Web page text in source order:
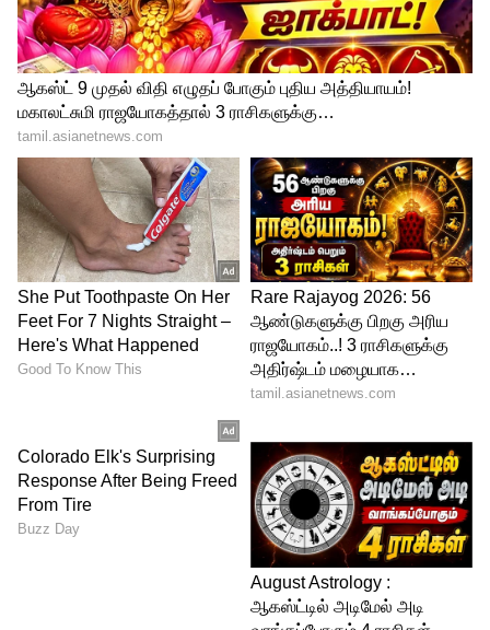
ஆகியவற்றின் இறுதிப்போட்டிகளில்
அபாரமாக விளையாடி இங்கிலாந்து அணி
சாம்பியன் பட்டம் வெல்ல முக்கியக்
காரணமாக இருந்தவர் பென் ஸ்டோக்ஸ்.
2019 ஆஷஸ் தொடரின் ஹெடிங்லி டெஸ்டில்
அவர் விளையாடிய 135* ரன்கள் இன்னிங்ஸ்
கிரிக்கெட் வரலாற்றின் மிகச்சிறந்த
இன்னிங்ஸாகக் கருதப்படுகிறது.